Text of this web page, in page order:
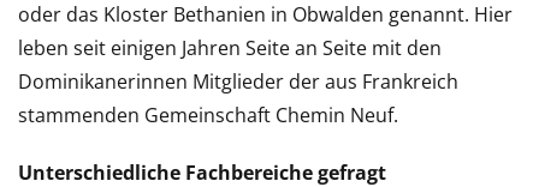
oder das Kloster Bethanien in Obwalden genannt. Hier
leben seit einigen Jahren Seite an Seite mit den
Dominikanerinnen Mitglieder der aus Frankreich
stammenden Gemeinschaft Chemin Neuf.
Unterschiedliche Fachbereiche gefragt